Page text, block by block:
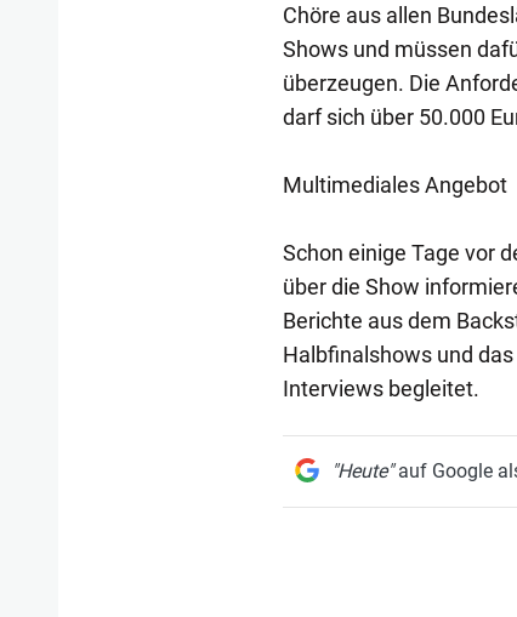
Chöre aus allen
Shows und müssen
überzeugen. Die
darf sich über 50.000
Multimediales Angebot
Schon einige Tage vor
über die Show
Berichte aus dem
Halbfinalshows und
Interviews begleitet.
"Heute"auf Google